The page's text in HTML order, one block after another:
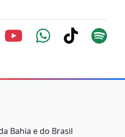
Bahia e do Brasil